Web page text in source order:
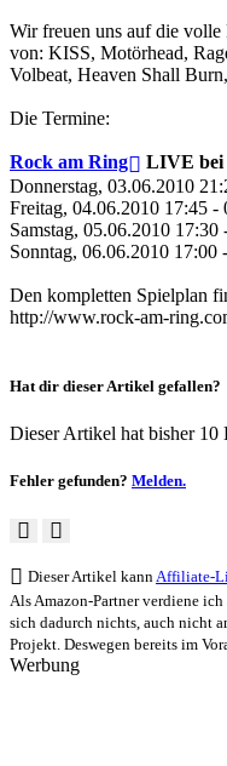
Wir freuen uns auf die
von: KISS, Motörhead,
Volbeat, Heaven Shall
Die Termine:
Rock am Ring
LIVE bei
Donnerstag, 03.06.2010
Freitag, 04.06.2010 17:45 -
Samstag, 05.06.2010
Sonntag, 06.06.2010 17:00
Den kompletten Spielplan
http://www.rock-am-
Hat dir dieser Artikel gefallen?
Dieser Artikel hat bisher 10
Fehler gefunden? Melden.
Dieser Artikel kann Affiliate-
Als Amazon-Partner verdiene
sich dadurch nichts, auch nicht
Projekt. Deswegen bereits im
Werbung